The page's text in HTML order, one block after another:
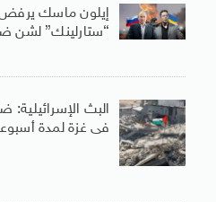
إيلون ماسك يرفض
“ستارلينك” لشن
البث الإسرائيلية:
فى غزة لمدة